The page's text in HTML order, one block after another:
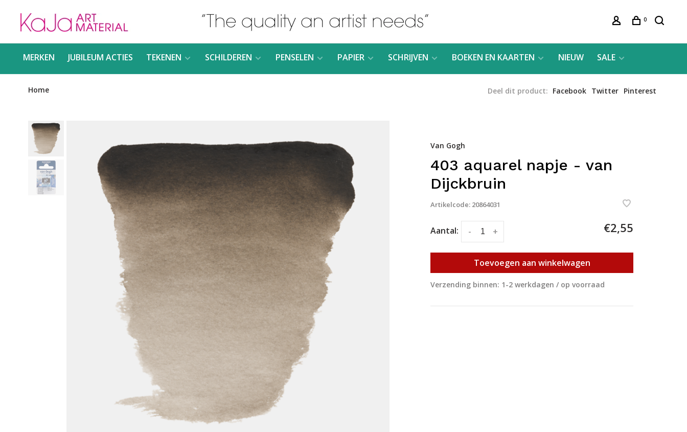
0
MERKEN JUBILEUM ACTIES TEKENEN SCHILDEREN PENSELEN PAPIER SCHRIJVEN BOEKEN EN KAARTEN NIEUW SALE
Home Deel dit product: Facebook Twitter Pinterest
Van Gogh
403 aquarel napje - van
Dijckbruin
Artikelcode: 20864031
Aantal: +
- €2,55
Toevoegen aan winkelwagen
Verzending binnen: 1-2 werkdagen / op voorraad